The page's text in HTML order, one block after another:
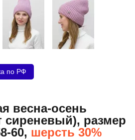
по РФ
весна-осень
сиреневый), размер
60, шерсть 30%